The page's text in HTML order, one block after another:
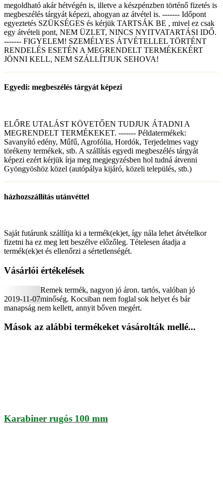
megoldható akár hétvégén is, illetve a készpénzben történő fizetés is
megbeszélés tárgyát képezi, ahogyan az átvétel is. ------- Időpont
egyeztetés SZÜKSÉGES és kérjük TARTSÁK BE , mivel ez csak
egy átvételi pont, NEM ÜZLET, NINCS NYITVATARTÁSI IDŐ.
------- FIGYELEM! SZEMÉLYES ÁTVÉTELLEL TÖRTÉNT
RENDELÉS ESETÉN A MEGRENDELT TERMÉKEKÉRT
JÖNNI KELL, NEM SZÁLLÍTJUK SEHOVA!
Egyedi: megbeszélés tárgyát képezi
ELŐRE UTALÁST KÖVETŐEN TUDJUK ÁTADNI A
MEGRENDELT TERMÉKEKET. ------- Példatermékek:
Savanyító edény, Műfű, Agrofólia, Hordók, Terjedelmes vagy
törékeny termékek, stb. A szállítás egyedi megbeszélés tárgyát
képezi ezért kérjük írja meg megjegyzésben hol tudná átvenni
Gyöngyöshöz közel (autópálya kijáró, közeli település, stb.)
házhozszállítás utánvéttel
Saját futárunk szállítja ki a termék(ek)et, így nála lehet átvételkor
fizetni ha ez meg lett beszélve előzőleg. Tételesen átadja a
termék(ek)et és ellenőrzi a sértetlenségét.
Vásárlói értékelések
2019-11-07
Remek termék, nagyon jó áron. tartós, valóban jó
minőség. Kocsiban nem foglal sok helyet és bár
manapság nem kellett, annyit bőven megért.
Mások az alábbi termékeket vásárolták mellé...
Karabiner rugós 100 mm